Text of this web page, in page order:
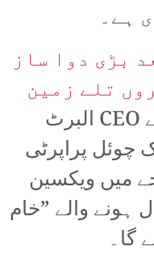
ہے۔
بڑی دوا ساز
تلے زمین
۔ Pfizer کے CEO البرٹ
چوئل پراپرٹی
میں ویکسین
ہونے والے ”خام
گا۔